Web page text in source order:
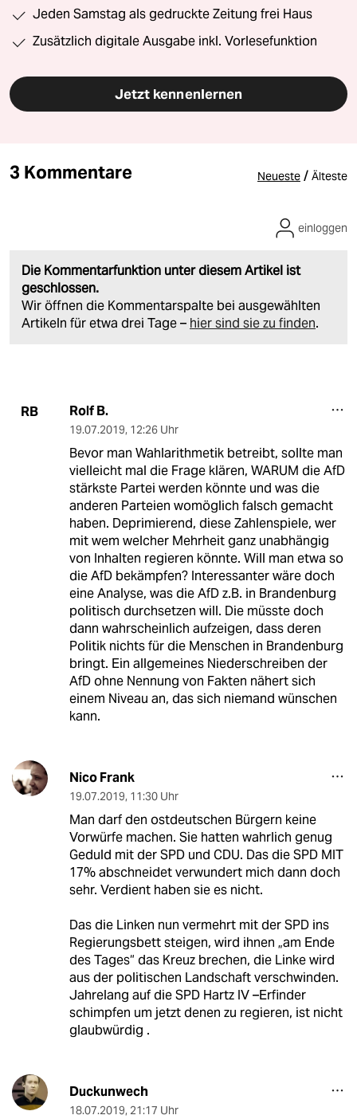
Jeden Samstag als gedruckte Zeitung frei Haus
Zusätzlich digitale Ausgabe inkl. Vorlesefunktion
Jetzt kennenlernen
3 Kommentare Neueste / Älteste
Die Kommentarfunktion unter diesem Artikel ist
geschlossen.
Wir öffnen die Kommentarspalte bei ausgewählten
Artikeln für etwa drei Tage – hier sind sie zu finden.
einloggen
RB Rolf B.
19.07.2019, 12:26 Uhr
Bevor man Wahlarithmetik betreibt, sollte man
vielleicht mal die Frage klären, WARUM die AfD
stärkste Partei werden könnte und was die
anderen Parteien womöglich falsch gemacht
haben. Deprimierend, diese Zahlenspiele, wer
mit wem welcher Mehrheit ganz unabhängig
von Inhalten regieren könnte. Will man etwa so
die AfD bekämpfen? Interessanter wäre doch
eine Analyse, was die AfD z.B. in Brandenburg
politisch durchsetzen will. Die müsste doch
dann wahrscheinlich aufzeigen, dass deren
Politik nichts für die Menschen in Brandenburg
bringt. Ein allgemeines Niederschreiben der
AfD ohne Nennung von Fakten nähert sich
einem Niveau an, das sich niemand wünschen
kann.
Nico Frank
19.07.2019, 11:30 Uhr
Man darf den ostdeutschen Bürgern keine
Vorwürfe machen. Sie hatten wahrlich genug
Geduld mit der SPD und CDU. Das die SPD MIT
17% abschneidet verwundert mich dann doch
sehr. Verdient haben sie es nicht.
Das die Linken nun vermehrt mit der SPD ins
Regierungsbett steigen, wird ihnen „am Ende
des Tages“ das Kreuz brechen, die Linke wird
aus der politischen Landschaft verschwinden.
Jahrelang auf die SPD Hartz IV –Erfinder
schimpfen um jetzt denen zu regieren, ist nicht
glaubwürdig .
Duckunwech
18.07.2019, 21:17 Uhr